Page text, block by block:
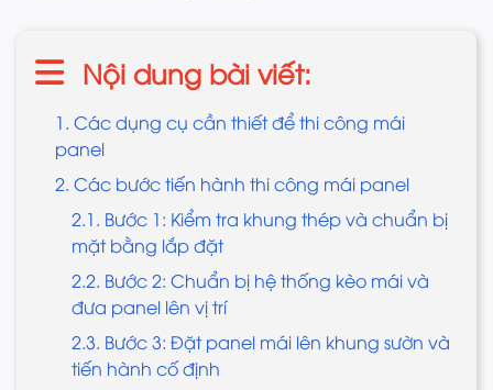
Nội dung bài viết:
1. Các dụng cụ cần thiết để thi công mái
panel
2. Các bước tiến hành thi công mái panel
2.1. Bước 1: Kiểm tra khung thép và chuẩn bị
mặt bằng lắp đặt
2.2. Bước 2: Chuẩn bị hệ thống kèo mái và
đưa panel lên vị trí
2.3. Bước 3: Đặt panel mái lên khung sườn và
tiến hành cố định